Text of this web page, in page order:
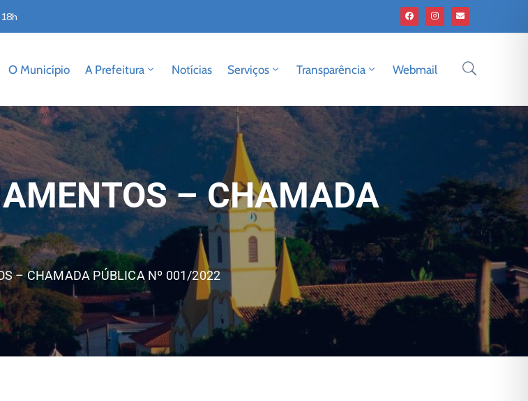
O Município A Prefeitura Notícias Serviços Transparência Webmail
– CHAMADA
– CHAMADA PÚBLICA Nº 001/2022